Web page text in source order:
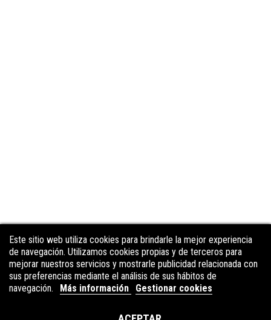
Este sitio web utiliza cookies para brindarle la mejor experiencia
de navegación. Utilizamos cookies propias y de terceros para
mejorar nuestros servicios y mostrarle publicidad relacionada con
sus preferencias mediante el análisis de sus hábitos de
navegación.
Más información Gestionar cookies
Este sitio web utiliza cookies para brindarle la mejor experiencia
de navegación. Utilizamos cookies propias y de terceros para
mejorar nuestros servicios y mostrarle publicidad relacionada con
sus preferencias mediante el análisis de sus hábitos de
navegación.
Más información Gestionar cookies